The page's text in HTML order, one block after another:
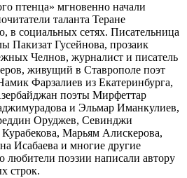
птенца» мгновенно начали
таланта Теране
в социальных сетях. Писательница
Пакизат Гусейнова, прозаик
Челнов, журналист и писатель
живущий в Ставрополе поэт
Фарзалиев из Екатеринбурга,
поэты Мирфеттар
и Эльмар Иманкулиев,
Оруджев, Севинджи
Марьям Алискерова,
Исабаева и многие другие
любители поэзии написали автору
строк.